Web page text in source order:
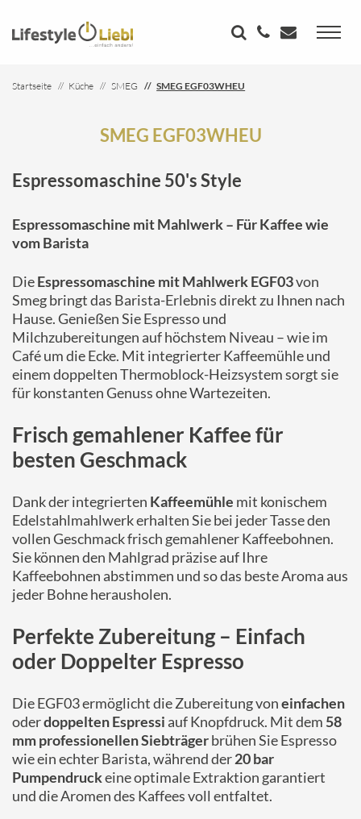
Startseite Küche SMEG SMEG EGF03WHEU
SMEG EGF03WHEU
Espressomaschine 50's Style
Espressomaschine mit Mahlwerk – Für Kaffee wie
vom Barista
DieEspressomaschine mit Mahlwerk EGF03von
Smeg bringt das Barista-Erlebnis direkt zu Ihnen nach
Hause. Genießen Sie Espresso und
Milchzubereitungen auf höchstem Niveau – wie im
Café um die Ecke. Mit integrierter Kaffeemühle und
einem doppelten Thermoblock-Heizsystem sorgt sie
für konstanten Genuss ohne Wartezeiten.
Frisch gemahlener Kaffee für
besten Geschmack
Dank der integrierten Kaffeemühle mit konischem
Edelstahlmahlwerk erhalten Sie bei jeder Tasse den
vollen Geschmack frisch gemahlener Kaffeebohnen.
Sie können den Mahlgrad präzise auf Ihre
Kaffeebohnen abstimmen und so das beste Aroma aus
jeder Bohne herausholen.
Perfekte Zubereitung – Einfach
oder Doppelter Espresso
Die EGF03 ermöglicht die Zubereitung voneinfachen
oderdoppelten Espressi auf Knopfdruck. Mit dem 58
mm professionellen Siebträgerbrühen Sie Espresso
wie ein echter Barista, während der20 bar
Pumpendruckeine optimale Extraktion garantiert
und die Aromen des Kaffees voll entfaltet.